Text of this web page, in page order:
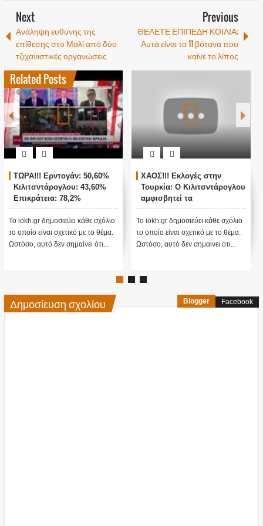
Next
Ανάληψη ευθύνης της
επίθεσης στο Μαλί από δύο
τζιχανιστικές οργανώσεις
Previous
ΘΕΛΕΤΕ ΕΠΙΠΕΔΗ ΚΟΙΛΙΑ;
Αυτά είναι τα 11 βότανα που
καίνε το λίπος
Related Posts
ΧΑΟΣ!!! Εκλογές στην
Τουρκία: Ο Κιλιτσντάρογλου
αμφισβητεί τα
αποτελέσματα θα γίνουν
ενστάσεις...
Το iokh.gr δημοσιεύει κάθε σχόλιο
το οποίο είναι σχετικό με το θέμα.
Ωστόσο, αυτό δεν σημαίνει ότι...
ΖΩΝΤΑΝΗ ΣΥΝΔΕΣΗ ΜΕ
ΑΓΚΥΡΑ - ΘΡΙΛΕΡ ΜΕ ΤΙΣ
ΤΟΥΡΚΙΚΕΣ ΕΚΛΟΓΕΣ !
Το iokh.gr δημοσιεύει κάθε σχόλιο
το οποίο είναι σχετικό με το θέμα.
Ωστόσο, αυτό δεν σημαίνει ότι...
Δημοσίευση σχολίου Blogger Facebook